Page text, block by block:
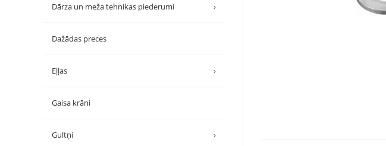
Dārza un meža tehnikas piederumi ›
Dažādas preces
Eļļas ›
Gaisa krāni
Gultņi ›